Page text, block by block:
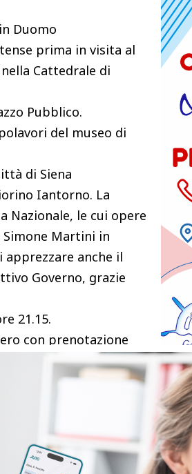
Duomo
prima in visita al
Cattedrale di
Pubblico.
del museo di
di Siena
Iantorno. La
Nazionale, le cui opere
Martini in
apprezzare anche il
Governo, grazie
21.15.
con prenotazione
e Opera della
quest’anno da
di ascoltare i brani
inesausta,